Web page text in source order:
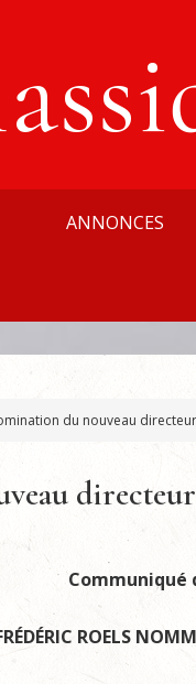
ANNONCES
du nouveau
Communiqué
ROELS